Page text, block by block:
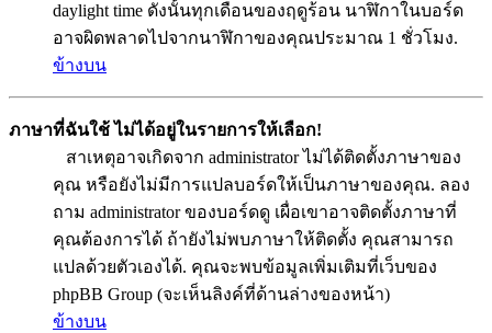
daylight time ดังนั้นทุกเดือนของฤดูร้อน นาฬิกาในบอร์ด
อาจผิดพลาดไปจากนาฬิกาของคุณประมาณ 1 ชั่วโมง.
ข้างบน
ภาษาที่ฉันใช้ ไม่ได้อยู่ในรายการให้เลือก!
สาเหตุอาจเกิดจาก administrator ไม่ได้ติดตั้งภาษาของ
คุณ หรือยังไม่มีการแปลบอร์ดให้เป็นภาษาของคุณ. ลอง
ถาม administrator ของบอร์ดดู เผื่อเขาอาจติดตั้งภาษาที่
คุณต้องการได้ ถ้ายังไม่พบภาษาให้ติดตั้ง คุณสามารถ
แปลด้วยตัวเองได้. คุณจะพบข้อมูลเพิ่มเติมที่เว็บของ
phpBB Group (จะเห็นลิงค์ที่ด้านล่างของหน้า)
ข้างบน